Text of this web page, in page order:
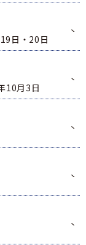
日・20日
10月3日